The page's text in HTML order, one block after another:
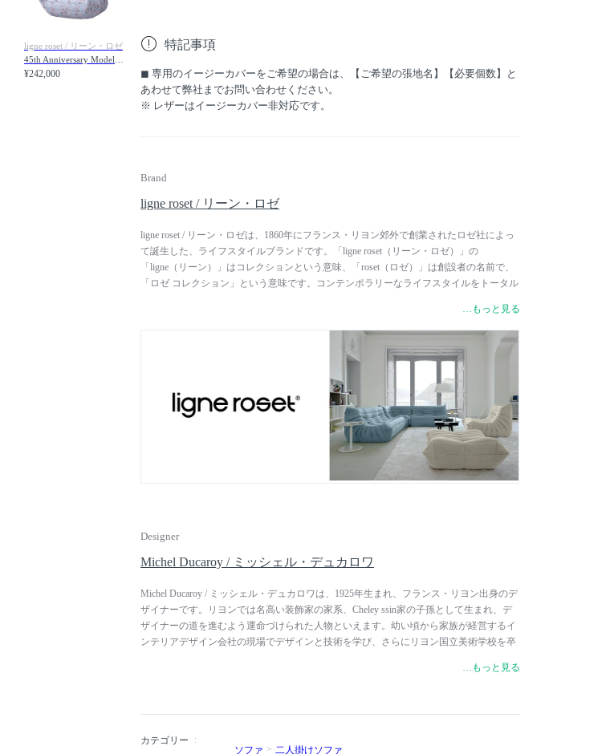
（1）中材に使用しているウレタンの硬さと密度が変更され、やや硬めの座り心
（2）足元と背上部分のステッチが、「ダブルステッチ」から【シングルステッ
チ】に変更となります。
※ 詳細は画像内「仕様変更のお知らせ」のイメージをご確認ください。
特記事項
◼︎ 専用のイージーカバーをご希望の場合は、【ご希望の張地名】【必要個数】と
あわせて弊社までお問い合わせください。
※ レザーはイージーカバー非対応です。
Brand
ligne roset / リーン・ロゼ
ligne roset / リーン・ロゼは、1860年にフランス・リヨン郊外で創業されたロゼ社によっ
て誕生した、ライフスタイルブランドです。「ligne roset（リーン・ロゼ）」の
「ligne（リーン）」はコレクションという意味、「roset（ロゼ）」は創設者の名前で、
「ロゼ コレクション」という意味です。コンテンポラリーなライフスタイルをトータル
ナーがリーン・ロゼに関わっています。ソファ、キャビネット家具のほかに、照明、ア
クセサリーなど幅広く展開しています。洗練されたデザインはもちろんのこと、毎年発
表される豊富なラインナップと多彩な生地、カラーバリエーションが魅力で、世界各国
で高い支持を得ています。リーン・ロゼは、フランスの文化とテイストから生まれ、他
の高級ブランドと同様、世界的に有名な「フレンチ・タッチ」の精神を持ち、伝統と歴
史を尊重しながらも常に新しいことを追求しています。
…もっと見る
Designer
Michel Ducaroy / ミッシェル・デュカロワ
Michel Ducaroy / ミッシェル・デュカロワは、1925年生まれ、フランス・リヨン出身のデ
ザイナーです。リヨンでは名高い装飾家の家系、Cheley ssin家の子孫として生まれ、デ
ザイナーの道を進むよう運命づけられた人物といえます。幼い頃から家族が経営するイ
ンテリアデザイン会社の現場でデザインと技術を学び、さらにリヨン国立美術学校を卒
roset（リーン・ロゼ）とのコラボレーションを開始。ソファ新世代といわれるウレタン
は、リーン・ロゼで研究、開発、デザインを担当し、技術的、機能的な限界を押し広げ
…もっと見る
カテゴリー
ソファ
二人掛けソファ
ligne roset / リーン・ロゼ
¥242,000